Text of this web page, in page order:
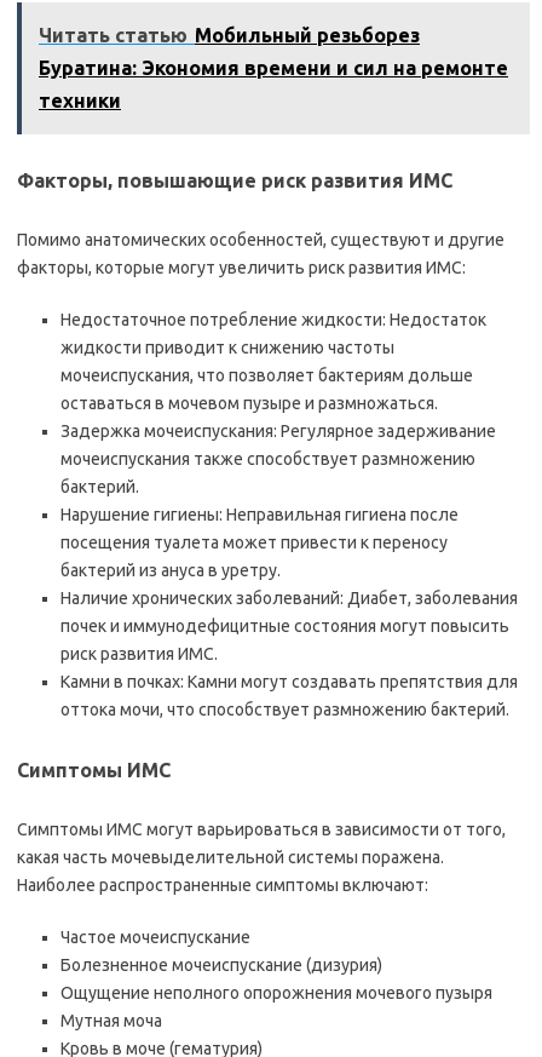
Читать статью Мобильный резьборез
Буратина: Экономия времени и сил на ремонте
техники
Факторы, повышающие риск развития ИМС
Помимо анатомических особенностей, существуют и другие
факторы, которые могут увеличить риск развития ИМС:
Недостаточное потребление жидкости: Недостаток
жидкости приводит к снижению частоты
мочеиспускания, что позволяет бактериям дольше
оставаться в мочевом пузыре и размножаться.
Задержка мочеиспускания: Регулярное задерживание
мочеиспускания также способствует размножению
бактерий.
Нарушение гигиены: Неправильная гигиена после
посещения туалета может привести к переносу
бактерий из ануса в уретру.
Наличие хронических заболеваний: Диабет, заболевания
почек и иммунодефицитные состояния могут повысить
риск развития ИМС.
Камни в почках: Камни могут создавать препятствия для
оттока мочи, что способствует размножению бактерий.
Симптомы ИМС
Симптомы ИМС могут варьироваться в зависимости от того,
какая часть мочевыделительной системы поражена.
Наиболее распространенные симптомы включают:
Частое мочеиспускание
Болезненное мочеиспускание (дизурия)
Ощущение неполного опорожнения мочевого пузыря
Мутная моча
Кровь в моче (гематурия)